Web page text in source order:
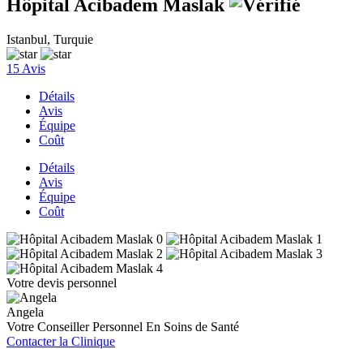
Hôpital Acibadem Maslak
Istanbul, Turquie
15 Avis
Détails
Avis
Équipe
Coût
Détails
Avis
Équipe
Coût
Votre devis personnel
Angela
Votre Conseiller Personnel En Soins de Santé
Contacter la Clinique